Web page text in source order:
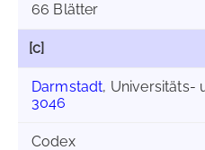
66 Blätter
[c]
Darmstadt, Universitäts-
3046
Codex